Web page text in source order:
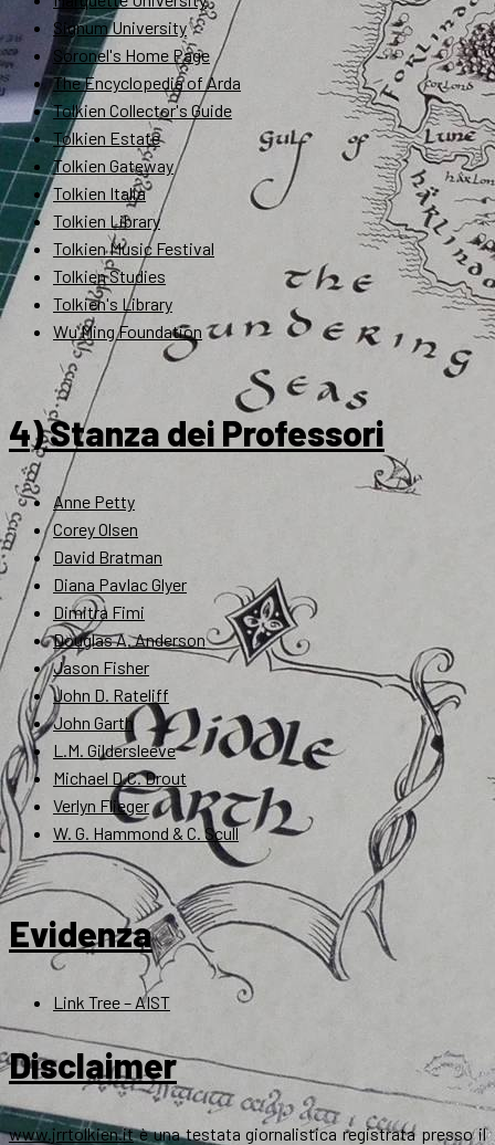
Signum University
Soronel's Home Page
The Encyclopedia of Arda
Tolkien Collector's Guide
Tolkien Estate
Tolkien Gateway
Tolkien Italia
Tolkien Library
Tolkien Music Festival
Tolkien Studies
Tolkien's Library
Wu Ming Foundation
4) Stanza dei Professori
Anne Petty
Corey Olsen
David Bratman
Diana Pavlac Glyer
Dimitra Fimi
Douglas A. Anderson
Jason Fisher
John D. Rateliff
John Garth
L.M. Gildersleeve
Michael D.C. Drout
Verlyn Flieger
W. G. Hammond & C. Scull
Evidenza
Link Tree – AIST
Disclaimer
www.jrrtolkien.itè una testata giornalistica registrata presso il